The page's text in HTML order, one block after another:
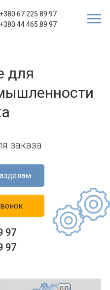
+380 67 225 89 97
+380 44 465 89 97
для
заказа
97
97